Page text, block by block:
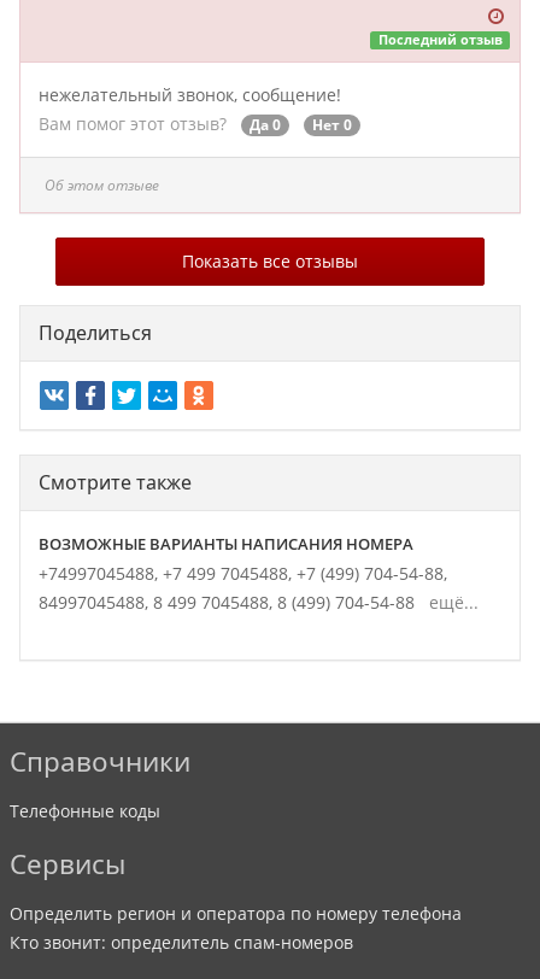
Последний отзыв
нежелательный звонок, сообщение!
Вам помог этот отзыв?
Да 0 Нет 0
Об этом отзыве
Показать все отзывы
Поделиться
Смотрите также
ВОЗМОЖНЫЕ ВАРИАНТЫ НАПИСАНИЯ НОМЕРА
+74997045488, +7 499 7045488, +7 (499) 704-54-88,
84997045488, 8 499 7045488, 8 (499) 704-54-88 ещё...
Справочники
Телефонные коды
Сервисы
Определить регион и оператора по номеру телефона
Кто звонит: определитель спам-номеров